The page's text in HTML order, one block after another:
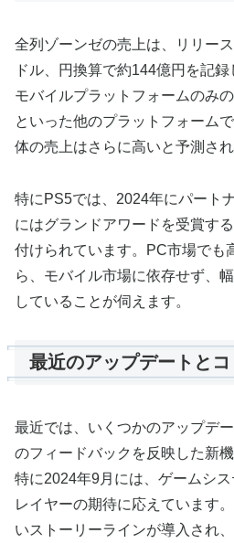
全列ゾーンゼの売上は、リリー
ドル、円換算で約144億円を記
モバイルプラットフォームのみ
といった他のプラットフォーム
体の売上はさらに高いと予測され
特にPS5では、2024年にパート
にはグランドアワードを受賞す
付けられています。PC市場でも
ら、モバイル市場に依存せず、
していることが伺えます。
最近のアップデートと
最近では、いくつかのアップデ
のフィードバックを反映した新
特に2024年9月には、ゲームシ
レイヤーの期待に応えています
いストーリーラインが導入され